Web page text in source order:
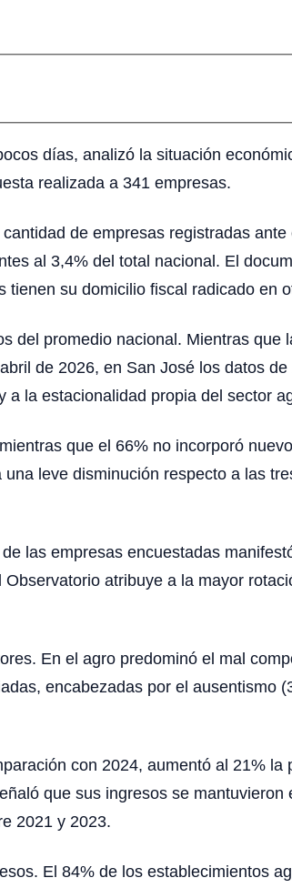
días, analizó la situación
realizada a 341 empresas.
de empresas registradas
al 3,4% del total nacional. El
su domicilio fiscal radicado en
del promedio nacional. Mientras que
de 2026, en San José los datos
la estacionalidad propia del sector
que el 66% no incorporó
leve disminución respecto a las
las empresas encuestadas
atribuye a la mayor
En el agro predominó el mal
encabezadas por el ausentismo
con 2024, aumentó al 21% la
que sus ingresos se mantuvieron
2021 y 2023.
El 84% de los establecimientos